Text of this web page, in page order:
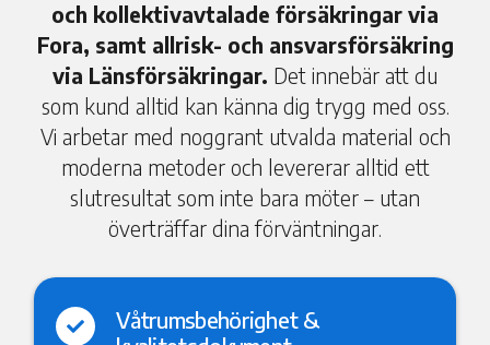
och kollektivavtalade försäkringar via
Fora, samt allrisk- och ansvarsförsäkring
via Länsförsäkringar. Det innebär att du
som kund alltid kan känna dig trygg med oss.
Vi arbetar med noggrant utvalda material och
moderna metoder och levererar alltid ett
slutresultat som inte bara möter – utan
överträffar dina förväntningar.

Våtrumsbehörighet &